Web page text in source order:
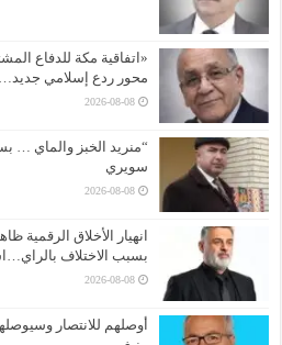
«اتفاقية مكة للدفاع
محور ردع إسلامي
2026-08-08
“منريد الخبز والماي
سويري
2026-08-08
انهيار الأخلاق الرقمية
بسبب الاختلاف
2026-08-08
أوصلهم للانتصار